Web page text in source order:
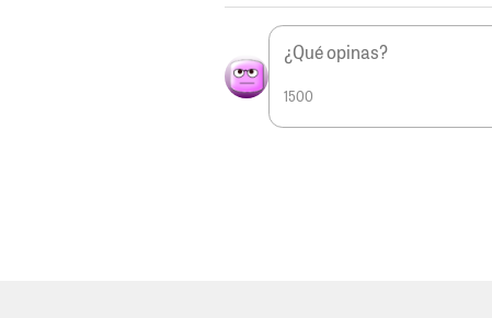
estarían entrando a su recta
preparando la acusación
donde más de uno podría
vinculadas al proceso señalan
que superarían los ocho años
1500